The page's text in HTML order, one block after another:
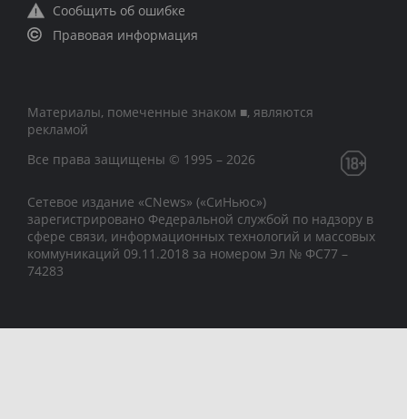
Сообщить об ошибке
Правовая информация
Материалы, помеченные знаком ■, являются
рекламой
Все права защищены © 1995 – 2026
Сетевое издание «CNews» («СиНьюс»)
зарегистрировано Федеральной службой по надзору в
сфере связи, информационных технологий и массовых
коммуникаций 09.11.2018 за номером Эл № ФС77 –
74283